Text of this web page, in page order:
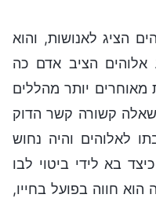
הציג לאנושות, והוא
אלוהים הציב אדם כה
מאוחרים יותר מהללים
קשורה קשר הדוק
לאלוהים והיה נחוש
בא לידי ביטוי לבו
חווה בפועל בחייו,